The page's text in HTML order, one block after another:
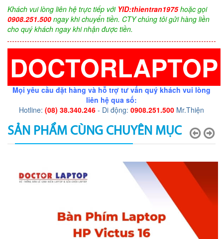
Khách vui lòng liên hệ trực tiếp với YID:thientran1975hoặc gọi
0908.251.500 ngay khi chuyển tiền. CTY chúng tôi gửi hàng liền
cho quý khách ngay khi nhận được tiền.
DOCTORLAPTOP
Mọi yêu cầu đặt hàng và hỗ trợ tư vấn quý khách vui lòng
liên hệ qua số:
Hotline: (08) 38.340.246 - Di động: 0908.251.500 Mr.Thiện
SẢN PHẨM CÙNG CHUYÊN MỤC